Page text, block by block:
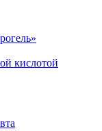
кислотой